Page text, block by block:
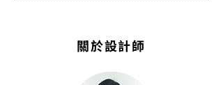
​關於設計師